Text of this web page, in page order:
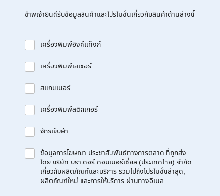
ข้าพเจ้ายินดีรับข้อมูลสินค้าและโปรโมชั่นเกี่ยวกับสินค้าด้านล่างนี้
:
เครื่องพิมพ์อิงค์แท็งก์
เครื่องพิมพ์เลเซอร์
สแกนเนอร์
เครื่องพิมพ์สติกเกอร์
จักรเย็บผ้า
ข้อมูลการโฆษณา ประชาสัมพันธ์ทางการตลาด ที่ถูกส่ง
โดย บริษัท บราเดอร์ คอมเมอร์เชี่ยล (ประเทศไทย) จำกัด
เกี่ยวกับผลิตภัณฑ์และบริการ รวมไปถึงโปรโมชั่นล่าสุด,
ผลิตภัณฑ์ใหม่ และการให้บริการ ผ่านทางอีเมล